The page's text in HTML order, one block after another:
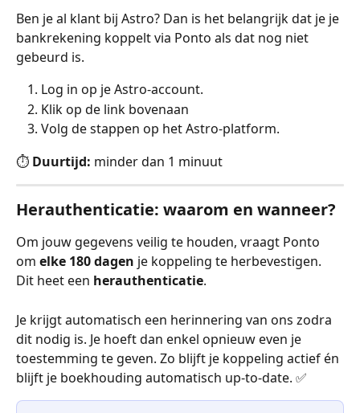
Ben je al klant bij Astro? Dan is het belangrijk dat je je
bankrekening koppelt via Ponto als dat nog niet
gebeurd is.
Log in op je Astro-account.
Klik op de link bovenaan
Volg de stappen op het Astro-platform.
⏱️ Duurtijd: minder dan 1 minuut
Herauthenticatie: waarom en wanneer?
Om jouw gegevens veilig te houden, vraagt Ponto
om elke 180 dagen je koppeling te herbevestigen.
Dit heet een herauthenticatie.
Je krijgt automatisch een herinnering van ons zodra
dit nodig is. Je hoeft dan enkel opnieuw even je
toestemming te geven. Zo blijft je koppeling actief én
blijft je boekhouding automatisch up-to-date. ✅